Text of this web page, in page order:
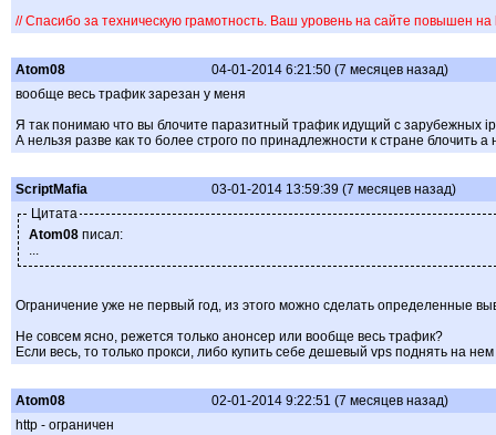
// Спасибо за техническую грамотность. Ваш уровень на сайте повышен на
Atom08
04-01-2014 6:21:50 (7 месяцев назад)
вообще весь трафик зарезан у меня
Я так понимаю что вы блочите паразитный трафик идущий с зарубежных
А нельзя разве как то более строго по принадлежности к стране блочить
ScriptMafia
03-01-2014 13:59:39 (7 месяцев назад)
Цитата
Atom08 писал:
Ограничение уже не первый год, из этого можно сделать определенные
Не совсем ясно, режется только анонсер или вообще весь трафик?
Если весь, то только прокси, либо купить себе дешевый vps поднять на
Atom08
02-01-2014 9:22:51 (7 месяцев назад)
http - ограничен